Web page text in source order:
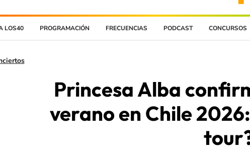
LOS40 PROGRAMACIÓN FRECUENCIAS PODCAST CONCURSOS
Princesa Alba
verano en Chile